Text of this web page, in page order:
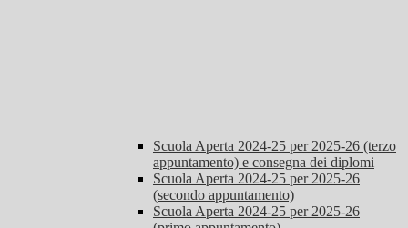
Scuola Aperta 2024-25 per 2025-26 (terzo
appuntamento) e consegna dei diplomi
Scuola Aperta 2024-25 per 2025-26
(secondo appuntamento)
Scuola Aperta 2024-25 per 2025-26